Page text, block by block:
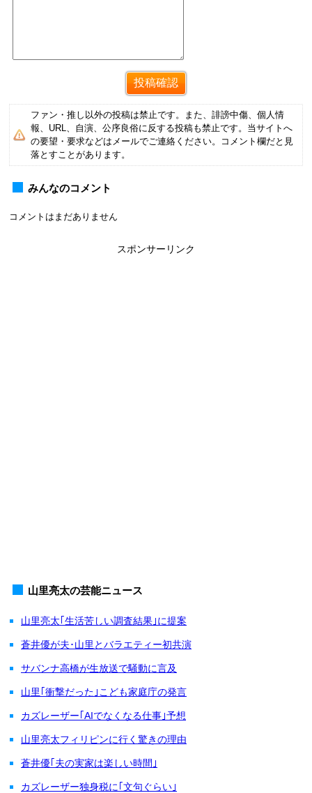
ファン・推し以外の投稿は禁止です。また、誹謗中傷、個人情
報、URL、自演、公序良俗に反する投稿も禁止です。当サイトへ
の要望・要求などはメールでご連絡ください。コメント欄だと見
落とすことがあります。
みんなのコメント
コメントはまだありません
スポンサーリンク
山里亮太の芸能ニュース
山里亮太｢生活苦しい調査結果｣に提案
蒼井優が夫･山里とバラエティー初共演
サバンナ高橋が生放送で騒動に言及
山里｢衝撃だった｣こども家庭庁の発言
カズレーザー｢AIでなくなる仕事｣予想
山里亮太フィリピンに行く驚きの理由
蒼井優｢夫の実家は楽しい時間｣
カズレーザー独身税に｢文句ぐらい｣